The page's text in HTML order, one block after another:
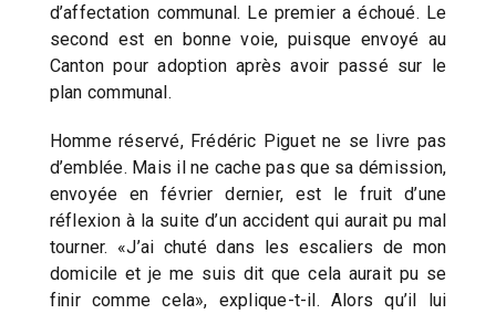
d’affectation communal. Le premier a échoué. Le
second est en bonne voie, puisque envoyé au
Canton pour adoption après avoir passé sur le
plan communal.
Homme réservé, Frédéric Piguet ne se livre pas
d’emblée. Mais il ne cache pas que sa démission,
envoyée en février dernier, est le fruit d’une
réflexion à la suite d’un accident qui aurait pu mal
tourner. «J’ai chuté dans les escaliers de mon
domicile et je me suis dit que cela aurait pu se
finir comme cela», explique-t-il. Alors qu’il lui